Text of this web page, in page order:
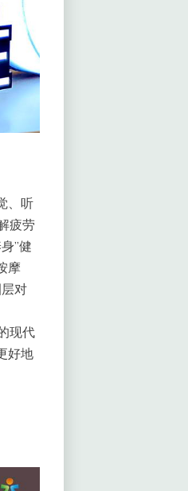
、听
疲劳
”健
摩
对
现代
好地